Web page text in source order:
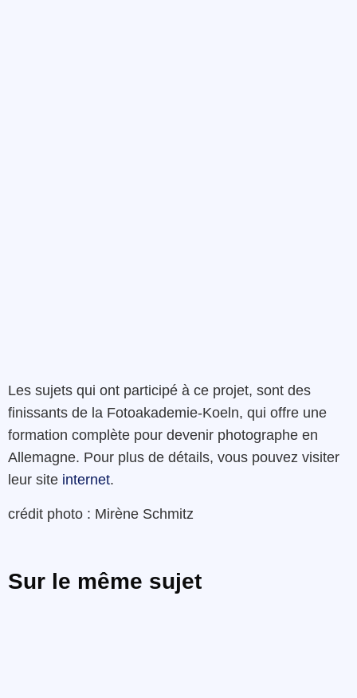
Les sujets qui ont participé à ce projet, sont des
finissants de la Fotoakademie-Koeln, qui offre une
formation complète pour devenir photographe en
Allemagne. Pour plus de détails, vous pouvez visiter
leur site internet.
crédit photo : Mirène Schmitz
Sur le même sujet